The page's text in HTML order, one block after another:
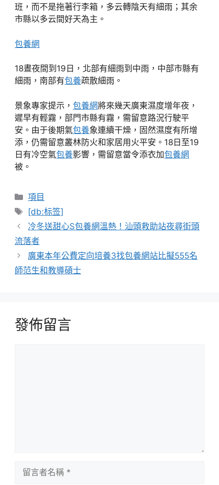
班，而不是拖著行李箱，多云轉陰天有細雨；其余
市縣以多云間好天為主。
包養網
18晝夜間到19日，北部有細雨到中雨，中部市縣有
細雨，南部有包養疏散細雨。
景象專家提示， 包養網將來幾天廣東濕度增年夜，
遲早有輕霧，部門市縣有霧，需留意路況行駛平
安。由于後期氣包養象連續干燥，固然濕度有所增
添，仍需留意叢林防火和家居用火平安。18日至19
日有冷空氣包養影響，需留意當令添衣加包養網
被。
分
類
項目
標
籤
[db:标签]
冷冬送甜心S包養網溫熱！汕頭救助站夜尋街頭
流落者
廣東本年公費定向培養3找包養網站比擬555名
師范生和教導碩士
發佈留言